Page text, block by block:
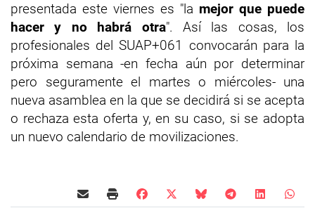
presentada este viernes es "la mejor que puede
hacer y no habrá otra". Así las cosas, los
profesionales del SUAP+061 convocarán para la
próxima semana -en fecha aún por determinar
pero seguramente el martes o miércoles- una
nueva asamblea en la que se decidirá si se acepta
o rechaza esta oferta y, en su caso, si se adopta
un nuevo calendario de movilizaciones.